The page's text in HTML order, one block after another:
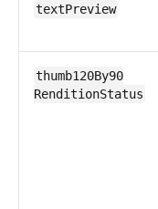
textPreview
thumb120By90​
RenditionStatus